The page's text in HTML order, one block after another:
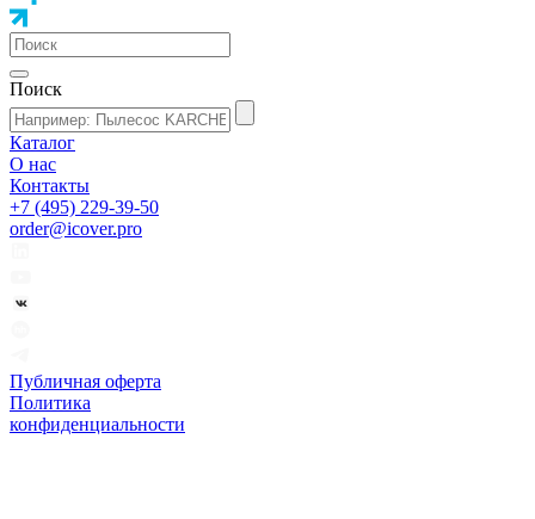
Поиск
Каталог
О нас
Контакты
+7 (495) 229-39-50
order@icover.pro
Публичная оферта
Политика
конфиденциальности